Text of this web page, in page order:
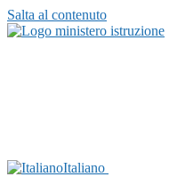
Salta al contenuto
Italiano